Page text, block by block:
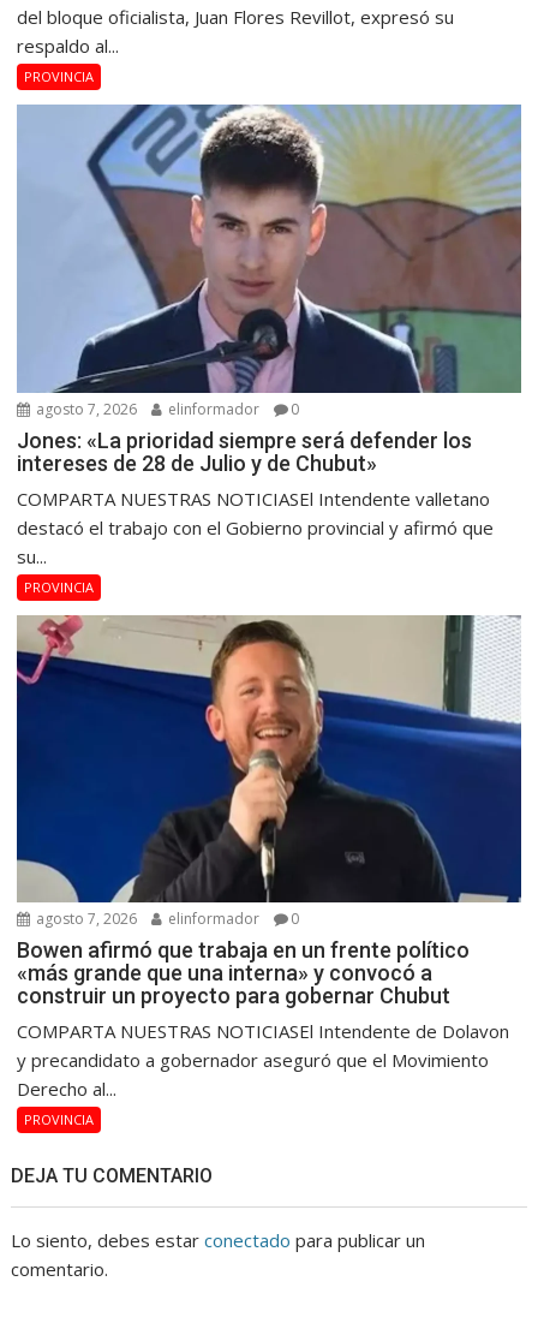
del bloque oficialista, Juan Flores Revillot, expresó su
respaldo al...
PROVINCIA
agosto 7, 2026 elinformador 0
Jones: «La prioridad siempre será defender los
intereses de 28 de Julio y de Chubut»
COMPARTA NUESTRAS NOTICIASEl Intendente valletano
destacó el trabajo con el Gobierno provincial y afirmó que
su...
PROVINCIA
agosto 7, 2026 elinformador 0
Bowen afirmó que trabaja en un frente político
«más grande que una interna» y convocó a
construir un proyecto para gobernar Chubut
COMPARTA NUESTRAS NOTICIASEl Intendente de Dolavon
y precandidato a gobernador aseguró que el Movimiento
Derecho al...
PROVINCIA
DEJA TU COMENTARIO
Lo siento, debes estarconectado para publicar un
comentario.